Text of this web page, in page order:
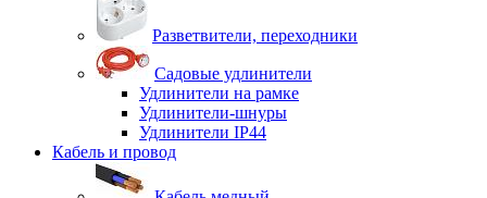
Разветвители, переходники
Садовые удлинители
Удлинители на рамке
Удлинители-шнуры
Удлинители IP44
Кабель и провод